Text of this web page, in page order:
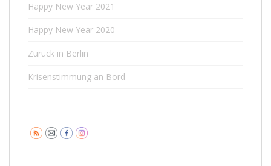
Happy New Year 2021
Happy New Year 2020
Zurück in Berlin
Krisenstimmung an Bord